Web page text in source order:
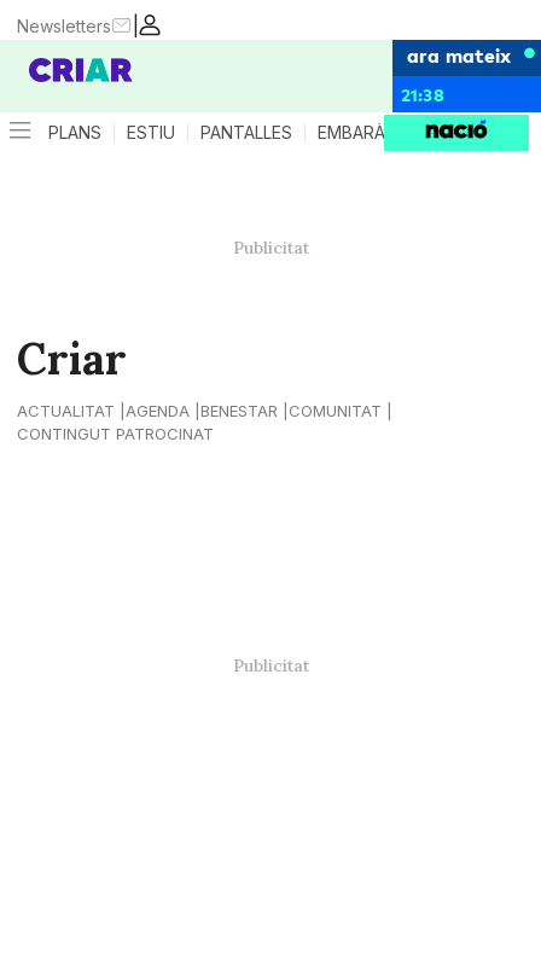
|
Newsletters
ara mateix
21:38
PLANS ESTIU PANTALLES EMBARÀS CRIANÇA
Criar
ACTUALITAT AGENDA BENESTAR
COMUNITAT
CONTINGUT PATROCINAT